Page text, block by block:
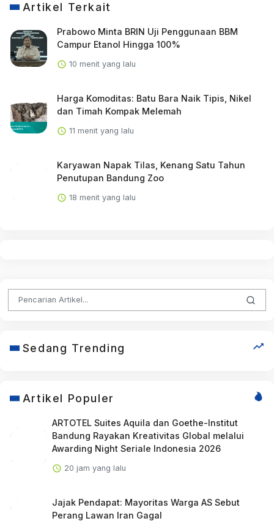
Artikel Terkait
Prabowo Minta BRIN Uji Penggunaan BBM
Campur Etanol Hingga 100%
10 menit yang lalu
Harga Komoditas: Batu Bara Naik Tipis, Nikel
dan Timah Kompak Melemah
11 menit yang lalu
Karyawan Napak Tilas, Kenang Satu Tahun
Penutupan Bandung Zoo
18 menit yang lalu
Sedang Trending
Artikel Populer
ARTOTEL Suites Aquila dan Goethe-Institut
Bandung Rayakan Kreativitas Global melalui
Awarding Night Seriale Indonesia 2026
20 jam yang lalu
Jajak Pendapat: Mayoritas Warga AS Sebut
Perang Lawan Iran Gagal